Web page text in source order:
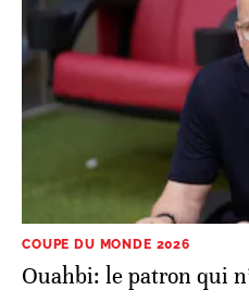
COUPE DU MONDE 2026
Ouahbi: le patron qui